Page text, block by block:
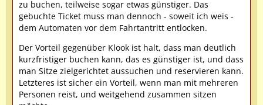
zu buchen, teilweise sogar etwas günstiger. Das
gebuchte Ticket muss man dennoch - soweit ich weis -
dem Automaten vor dem Fahrtantritt entlocken.
Der Vorteil gegenüber Klook ist halt, dass man deutlich
kurzfristiger buchen kann, das es günstiger ist, und dass
man Sitze zielgerichtet aussuchen und reservieren kann.
Letzteres ist sicher ein Vorteil, wenn man mit mehreren
Personen reist, und weitgehend zusammen sitzen